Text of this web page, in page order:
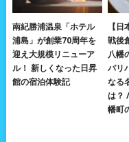
南紀勝浦温泉「ホテル
浦島」が創業70周年を
迎え大規模リニューア
ル！ 新しくなった日昇
館の宿泊体験記
【
戦後
八幡
パリ
なる
は？
幡町